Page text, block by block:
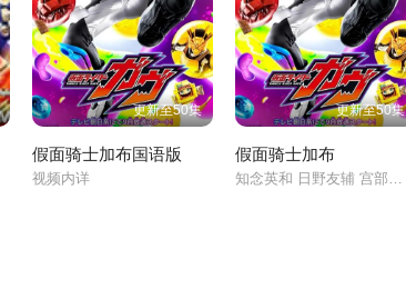
更新至50集
假面骑士加布国语版
视频内详
更新至50集
假面骑士加布